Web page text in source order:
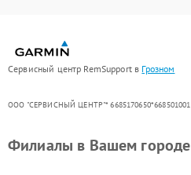
Сервисный центр RemSupport в Грозном
ООО "СЕРВИСНЫЙ ЦЕНТР"* 6685170650*668501001
Филиалы в Вашем городе